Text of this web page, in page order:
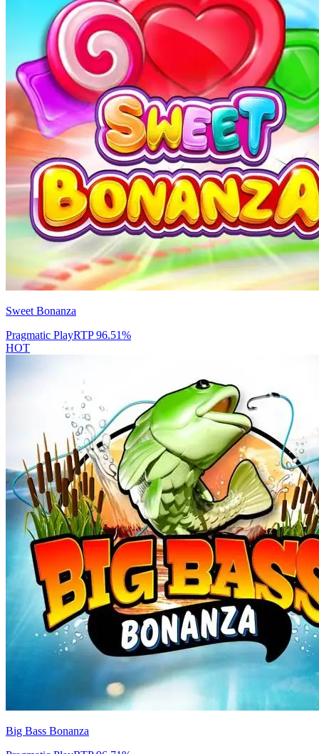
Sweet Bonanza
Pragmatic PlayRTP96.51%
HOT
Big Bass Bonanza